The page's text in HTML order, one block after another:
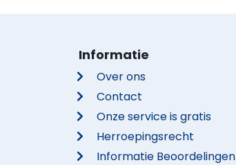
Informatie
Over ons
Contact
Onze service is gratis
Herroepingsrecht
Informatie Beoordelingen